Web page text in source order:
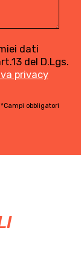
dati
del D.Lgs.
privacy
*Campi obbligatori